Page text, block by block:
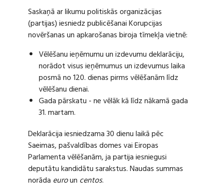
Saskaņā ar likumu politiskās organizācijas
(partijas) iesniedz publicēšanai Korupcijas
novēršanas un apkarošanas biroja tīmekļa vietnē:
Vēlēšanu ieņēmumu un izdevumu deklarāciju,
norādot visus ieņēmumus un izdevumus laika
posmā no 120. dienas pirms vēlēšanām līdz
vēlēšanu dienai.
Gada pārskatu - ne vēlāk kā līdz nākamā gada
31. martam.
Deklarācija iesniedzama 30 dienu laikā pēc
Saeimas, pašvaldības domes vai Eiropas
Parlamenta vēlēšanām, ja partija iesniegusi
deputātu kandidātu sarakstus. Naudas summas
norāda euroun centos.